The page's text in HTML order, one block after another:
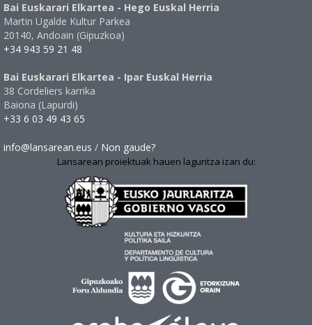
Bai Euskarari Elkartea - Hego Euskal Herria
Martin Ugalde Kultur Parkea
20140, Andoain (Gipuzkoa)
+34 943 59 21 48
Bai Euskarari Elkartea - Ipar Euskal Herria
38 Cordeliers karrika
Baiona (Lapurdi)
+33 6 03 49 43 65
info@lansarean.eus / Non gaude?
Lansarean proiektuak hauen laguntza izan du: